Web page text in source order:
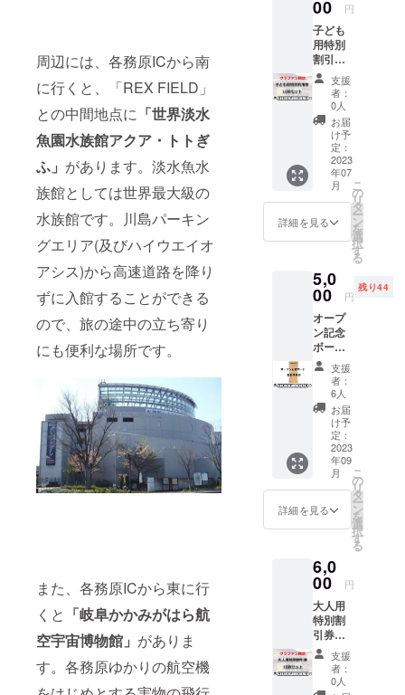
周辺には、各務原ICから南
に行くと、「REX FIELD」
との中間地点に 「世界淡水
魚園水族館アクア・トトぎ
ふ」 があります。淡水魚水
族館としては世界最大級の
水族館です。川島パーキン
グエリア(及びハイウエイオ
アシス)から高速道路を降り
ずに入館することができる
ので、旅の途中の立ち寄り
にも便利な場所です。
また、各務原ICから東に行
くと 「岐阜かかみがはら航
空宇宙博物館」 がありま
す。各務原ゆかりの航空機
き換え
をご確
認させ
ていた
だいた
後に店
頭で利
用券を
お渡し
しま
す。 有
効期限
は2023
31日ま
でとさ
ます。
題を出
題しま
す。そ
の際、
謎解き
作家○○
制作と
いった
形で紹
介する
と同時
に、ツ
イッ
ターア
カウン
トなど
す。
※「備考
欄」に
解いた
謎を入
力して
応募し
てくだ
さい！
正解者
には必
要なも
ので準
備可能
なもの
ばこち
らで用
送らせ
ていた
だいた
メール
アドレ
ス宛に
掲載作
家名、
謎解き
支援く
ださっ
た方の
お名前
をご紹
介させ
て頂き
ます。
ご支援
時に必
ず「備
考欄に
ご希望
のお名
前」を
定の人
物を比
喩する
お名前
や、公
序良俗
に反す
るお名
前は掲
載をお
断りす
る事が
御座い
ますの
でご注
意くだ
さい。
※「備考
謎を入
力して
応募し
てくだ
さい！
正解す
れば、
ロゴ・
バナー
00 円
子ども
用特別
割引券
（中学
生以
下）10
枚分
1000円
分がお
得にな
るお得
なチ
ケッ
ト、ク
ラウド
ファン
グ限定
価格で
す。 潜
入ゲー
ムは時
間制限
付きで
クリア
できる
まで解
答は明
かされ
ませ
ん。そ
のう
え、依
頼解決
後ス
テージ
が増え
ていく
ため、
何度も
来店さ
れる方
向けの
支援
者：
0人
お届
け予
定：
2023
年07
月
詳細を見る
こ
の
リ
タ
ー
ン
を
選
択
す
る
5,0
00 円
残り44
オープ
ン記念
ボード
お名前
刻印 掲
載期間
は10年
間。一
枚板
に、
レー
ザープ
リン
ターで
ご希望
のお名
印しま
す。
（ロ
ゴ・バ
ナー掲
載は大
きさや
掲載人
数の関
支援
者：
6人
お届
け予
定：
2023
年09
月
詳細を見る
こ
の
リ
タ
ー
ン
を
選
択
す
る
6,0
00 円
大人用
特別割
引券
（高校
生以
上）
支援
者：
0人